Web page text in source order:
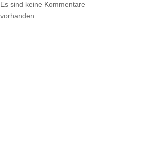
Es sind keine Kommentare
vorhanden.